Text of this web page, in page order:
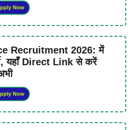
Now
Recruitment 2026: में
यहाँ Direct Link से करें
Now